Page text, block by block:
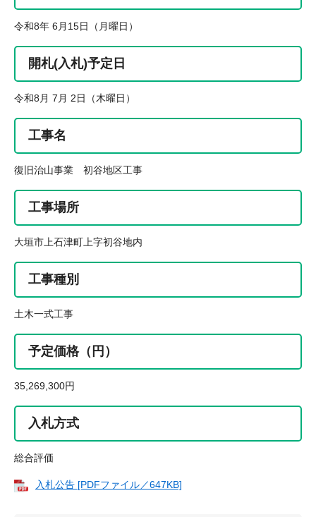
令和8年 6月15日（月曜日）
開札(入札)予定日
令和8月 7月 2日（木曜日）
工事名
復旧治山事業 初谷地区工事
工事場所
大垣市上石津町上字初谷地内
工事種別
土木一式工事
予定価格（円）
35,269,300円
入札方式
総合評価
入札公告 [PDFファイル／647KB]